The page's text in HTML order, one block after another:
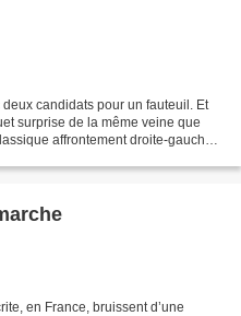
candidats pour un fauteuil. Et
surprise de la même veine que
affrontement droite-gauche
en France, bruissent d’une